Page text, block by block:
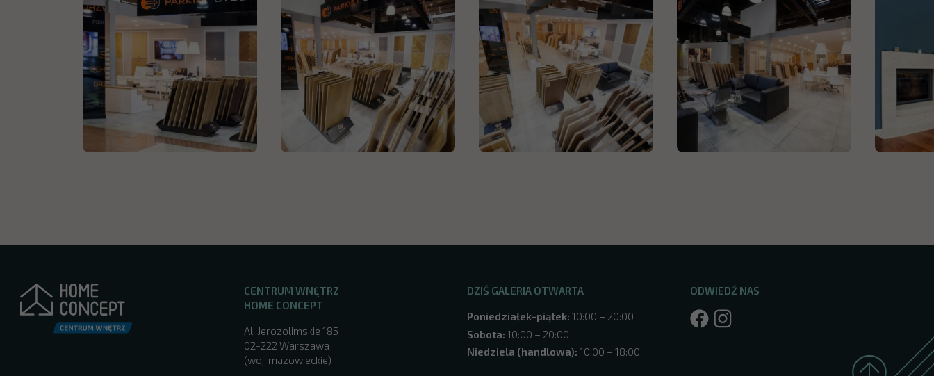
CENTRUM WNĘTRZ
HOME CONCEPT
Al. Jerozolimskie 185
02-222 Warszawa
(woj. mazowieckie)
DZIŚ GALERIA OTWARTA
Poniedziałek-piątek: 10:00 – 20:00
Sobota: 10:00 – 20:00
Niedziela (handlowa): 10:00 – 18:00
ODWIEDŹ NAS